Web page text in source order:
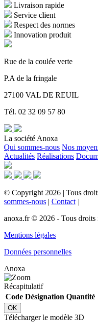
Livraison rapide
Service client
Respect des normes
Innovation produit
Rue de la coulée verte
P.A de la fringale
27100 VAL DE REUIL
Tél. 02 32 09 57 80
La société Anoxa
Qui sommes-nous Nos
Actualités Réalisations
© Copyright 2026 | Tous
sommes-nous | Contact |
anoxa.fr © 2026 - Tous droits
Mentions légales
Données personnelles
Anoxa
Récapitulatif
Code Désignation Quantité
OK
Télécharger le modèle 3D